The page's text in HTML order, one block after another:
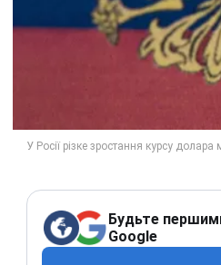
Будьте
Google